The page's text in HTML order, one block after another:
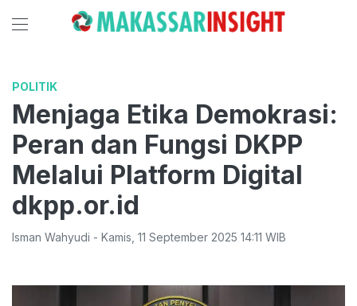
POLITIK
Menjaga Etika Demokrasi:
Peran dan Fungsi DKPP
Melalui Platform Digital
dkpp.or.id
Isman Wahyudi - Kamis 11 September 2025 14:11 WIB